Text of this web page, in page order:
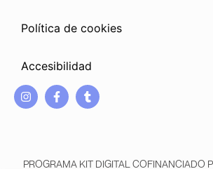
Política de cookies
Accesibilidad
I
n
g
F
a
o
T
u
r
PROGRAMA KIT DIGITAL COFINANCIADO